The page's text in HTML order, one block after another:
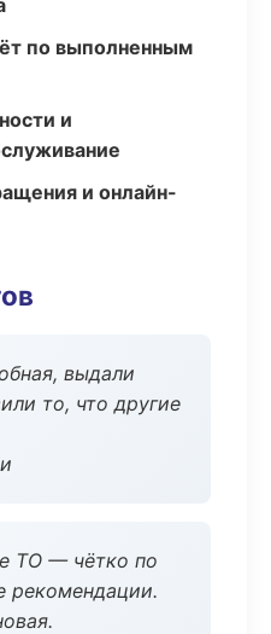
по выполненным
и
и онлайн-
выдали
то, что другие
ТО — чётко по
рекомендации.